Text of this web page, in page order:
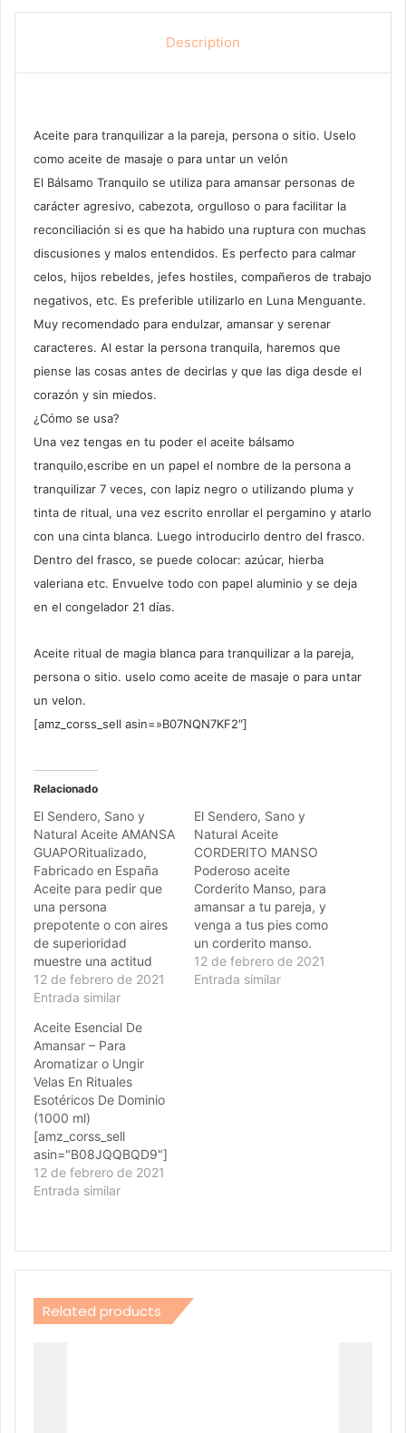
Description
Aceite para tranquilizar a la pareja, persona o sitio. Uselo
como aceite de masaje o para untar un velón
El Bálsamo Tranquilo se utiliza para amansar personas de
carácter agresivo, cabezota, orgulloso o para facilitar la
reconciliación si es que ha habido una ruptura con muchas
discusiones y malos entendidos. Es perfecto para calmar
celos, hijos rebeldes, jefes hostiles, compañeros de trabajo
negativos, etc. Es preferible utilizarlo en Luna Menguante.
Muy recomendado para endulzar, amansar y serenar
caracteres. Al estar la persona tranquila, haremos que
piense las cosas antes de decirlas y que las diga desde el
corazón y sin miedos.
¿Cómo se usa?
Una vez tengas en tu poder el aceite bálsamo
tranquilo,escribe en un papel el nombre de la persona a
tranquilizar 7 veces, con lapiz negro o utilizando pluma y
tinta de ritual, una vez escrito enrollar el pergamino y atarlo
con una cinta blanca. Luego introducirlo dentro del frasco.
Dentro del frasco, se puede colocar: azúcar, hierba
valeriana etc. Envuelve todo con papel aluminio y se deja
en el congelador 21 días.
Aceite ritual de magia blanca para tranquilizar a la pareja,
persona o sitio. uselo como aceite de masaje o para untar
un velon.
[amz_corss_sell asin=»B07NQN7KF2″]
Relacionado
El Sendero, Sano y
Natural Aceite AMANSA
GUAPORitualizado,
Fabricado en España
Aceite para pedir que
una persona
prepotente o con aires
de superioridad
muestre una actitud
más humilde. este
aceite untado en un
pareja,Para vencer a
una persona. Domina
los aires bravucones de
la pareja.
12 de febrero de 2021
Entrada similar
El Sendero, Sano y
Natural Aceite
CORDERITO MANSO
Poderoso aceite
Corderito Manso, para
amansar a tu pareja, y
venga a tus pies como
un corderito manso.
12 de febrero de 2021
Entrada similar
Aceite Esencial De
Amansar – Para
Aromatizar o Ungir
Velas En Rituales
Esotéricos De Dominio
(1000 ml)
[amz_corss_sell
asin="B08JQQBQD9"]
12 de febrero de 2021
Entrada similar
Related products